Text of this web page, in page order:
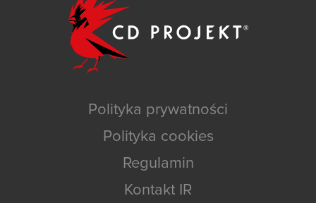
Polityka prywatności
Polityka cookies
Regulamin
Kontakt IR